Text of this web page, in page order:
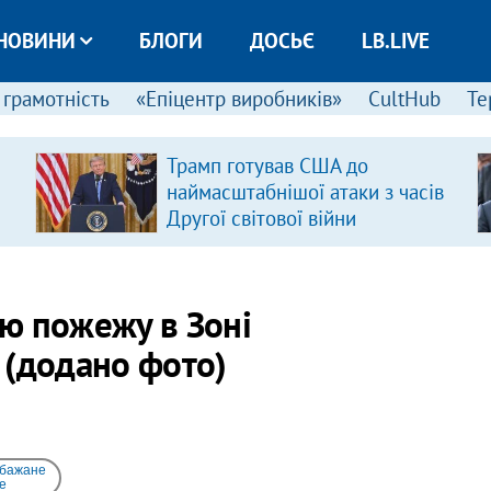
БЛОГИ ДОСЬЄ LB.LIVE
«Епіцентр виробників» CultHub
Трамп готував США до
наймасштабнішої атаки з часів
Другої світової війни
пожежу в Зоні
фото)